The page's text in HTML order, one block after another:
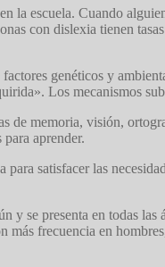
la escuela. Cuando
con dislexia tienen
genéticos y
Los mecanismos
de memoria, visión,
aprender.
satisfacer las
y se presenta en todas
más frecuencia en